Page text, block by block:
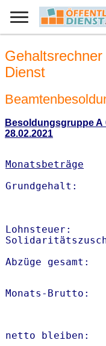
Dienst
Besoldungsgruppe A
28.02.2021
Monatsbeträge
Lohnsteuer:
Abzüge
Monats-
netto